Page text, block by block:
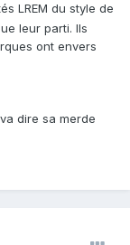
LREM du style de
leur parti. Ils
ont envers
dire sa merde